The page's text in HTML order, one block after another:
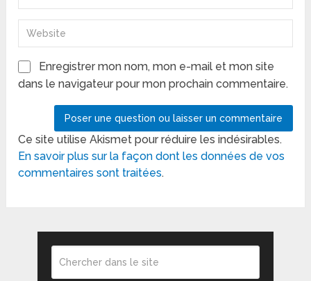
Enregistrer mon nom, mon e-mail et mon site
dans le navigateur pour mon prochain commentaire.
Ce site utilise Akismet pour réduire les indésirables.
En savoir plus sur la façon dont les données de vos
commentaires sont traitées.